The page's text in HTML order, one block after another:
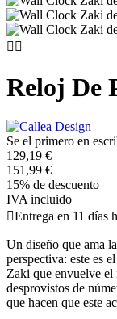
 
Reloj De
Se el primero en
129,19 €
151,99 €
15% de descuento
IVA incluido
Entrega en 11 días
Un diseño que ama
perspectiva: este es
Zaki que envuelve el
desprovistos de
que hacen que este